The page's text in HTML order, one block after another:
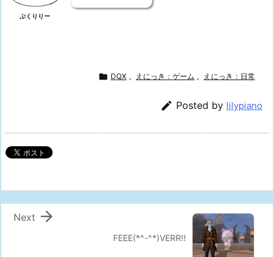
ぷくりりー
 DQX , えにっき：ゲーム , えにっき：日常
 Posted by lilypiano
FEEE(*^-^*)VERR!!

Next